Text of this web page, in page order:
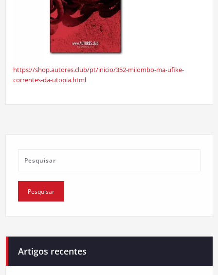
https://shop.autores.club/pt/inicio/352-milombo-ma-ufike-
correntes-da-utopia.html
Artigos recentes